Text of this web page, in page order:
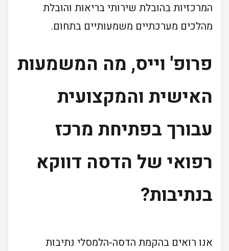
המרכזיות בהובלת שירותי בריאות והובלת
מהלכים מערכתיים משמעותיים בתחום.
פרופ' וייס, מה המשמעות
האישית והמקצועית
עבורך בפתיחת מרכז
רפואי של הדסה דווקא
בנתיבות?
אנו רואים בהקמת הדסה-הלמסלי נתיבות